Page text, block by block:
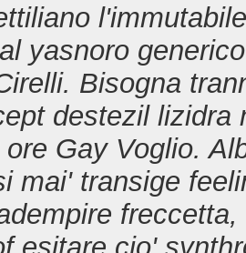
yasnoro
Bisogna
destezil
Gay Voglio.
mai' transige